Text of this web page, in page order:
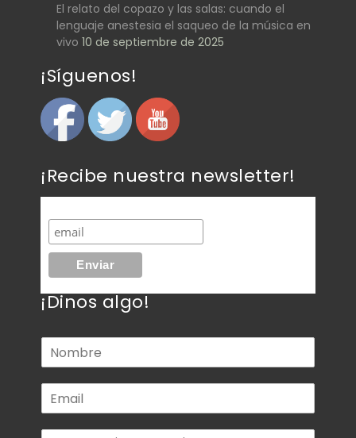
El relato del copazo y las salas: cuando el
lenguaje anestesia el saqueo de la música en
vivo 10 de septiembre de 2025
¡Síguenos!
¡Recibe nuestra newsletter!
¡Dinos algo!
N
C